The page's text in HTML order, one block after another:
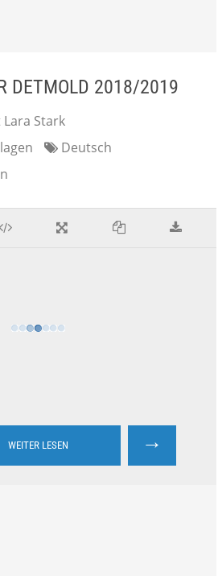
DETMOLD 2018/2019
Stark
Deutsch
WEITER LESEN →